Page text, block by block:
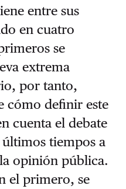
entre sus
en cuatro
se
extrema
por tanto,
cómo definir este
cuenta el debate
tiempos a
opinión pública.
el primero, se